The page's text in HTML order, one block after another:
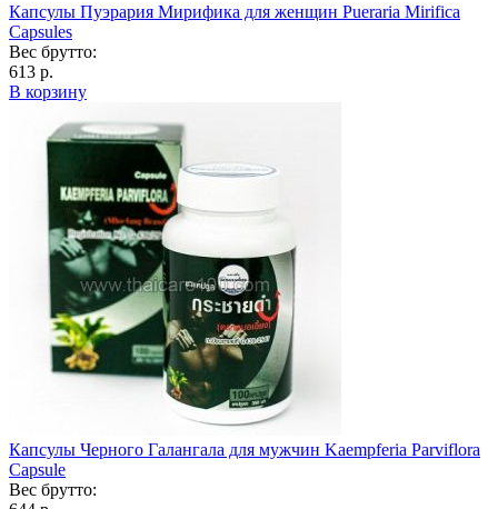
Капсулы Пуэрария Мирифика для женщин Pueraria Mirifica
Capsules
Вес брутто:
613 р.
В корзину
Капсулы Черного Галангала для мужчин Kaempferia Parviflora
Capsule
Вес брутто: